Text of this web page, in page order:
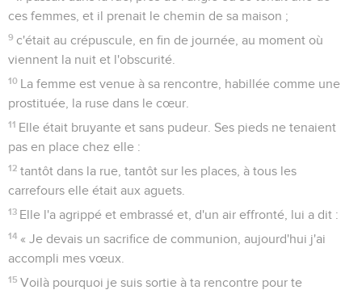
ces femmes, et il prenait le chemin de sa maison ;
9 c'était au crépuscule, en fin de journée, au moment où
viennent la nuit et l'obscurité.
10 La femme est venue à sa rencontre, habillée comme une
prostituée, la ruse dans le cœur.
11 Elle était bruyante et sans pudeur. Ses pieds ne tenaient
pas en place chez elle :
12 tantôt dans la rue, tantôt sur les places, à tous les
carrefours elle était aux aguets.
13 Elle l'a agrippé et embrassé et, d'un air effronté, lui a dit :
14 « Je devais un sacrifice de communion, aujourd'hui j'ai
accompli mes vœux.
15 Voilà pourquoi je suis sortie à ta rencontre pour te